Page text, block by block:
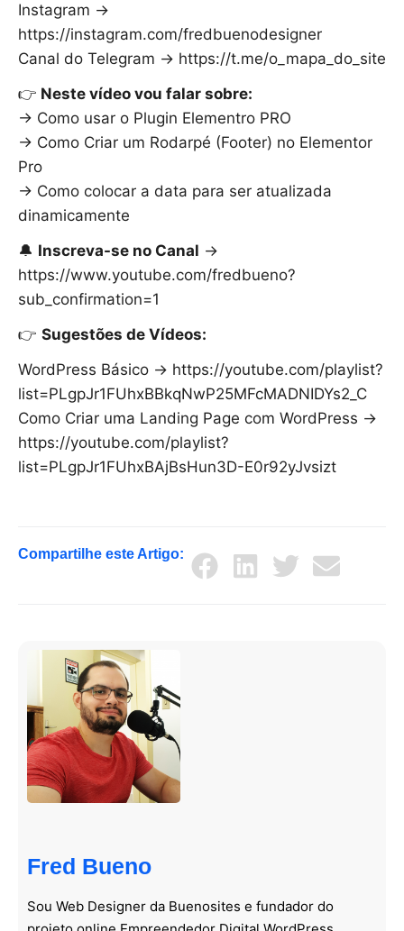
Instagram →
https://instagram.com/fredbuenodesigner
Canal do Telegram → https://t.me/o_mapa_do_site
👉 Neste vídeo vou falar sobre:
→ Como usar o Plugin Elementro PRO
→ Como Criar um Rodarpé (Footer) no Elementor
Pro
→ Como colocar a data para ser atualizada
dinamicamente
🔔 Inscreva-se no Canal →
https://www.youtube.com/fredbueno?
sub_confirmation=1
👉 Sugestões de Vídeos:
WordPress Básico → https://youtube.com/playlist?
list=PLgpJr1FUhxBBkqNwP25MFcMADNIDYs2_C
Como Criar uma Landing Page com WordPress →
https://youtube.com/playlist?
list=PLgpJr1FUhxBAjBsHun3D-E0r92yJvsizt
Compartilhe este Artigo:
Fred Bueno
Sou Web Designer da Buenosites e fundador do